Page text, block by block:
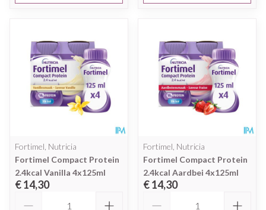
Fortimel, Nutricia
Fortimel Compact Protein
2.4kcal Vanilla 4x125ml
€ 14,30
Fortimel, Nutricia
Fortimel Compact Protein
2.4kcal Aardbei 4x125ml
€ 14,30